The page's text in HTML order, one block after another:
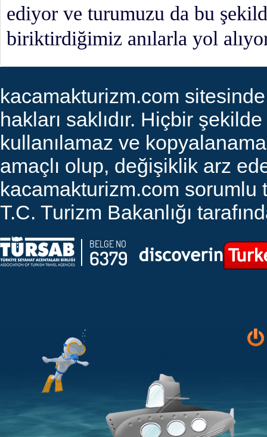
ediyor ve turumuzu da bu
biriktirdiğimiz anılarla yol
kacamakturizm.com
hakları saklıdır. Hiçbir
kullanılamaz ve
amaçlı olup, değişiklik arz
kacamakturizm.com sorumlu
T.C. Turizm Bakanlığı